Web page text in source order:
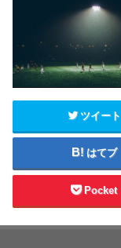
ツイート
はてブ
Pocket